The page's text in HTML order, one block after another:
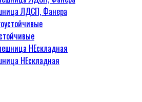
ЛДСП, Фанера
НЕскладная